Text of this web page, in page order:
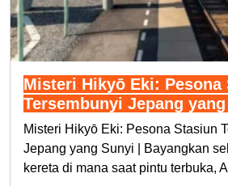
Misteri Hikyō Eki: Pesona
Tersembunyi Jepang
Misteri Hikyō Eki: Pesona Stasiun
Jepang yang Sunyi | Bayangkan
kereta di mana saat pintu terbuka,